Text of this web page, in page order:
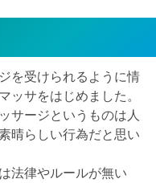
を受けられるように情
ッサをはじめました。
サージというものは人
晴らしい行為だと思い
法律やルールが無い